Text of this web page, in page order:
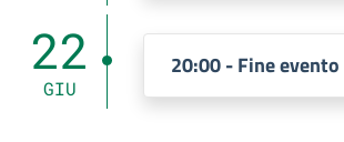
22
GIU
20:00 - Fine evento